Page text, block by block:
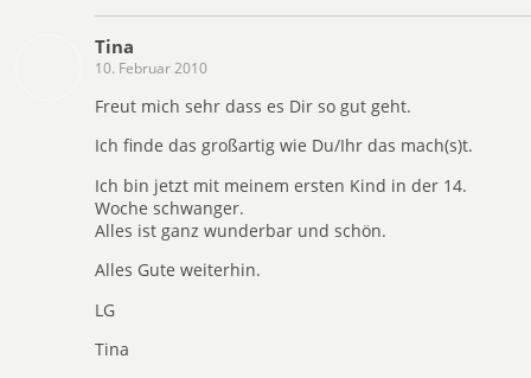
Tina
10. Februar 2010
Freut mich sehr dass es Dir so gut geht.
Ich finde das großartig wie Du/Ihr das mach(s)t.
Ich bin jetzt mit meinem ersten Kind in der 14.
Woche schwanger.
Alles ist ganz wunderbar und schön.
Alles Gute weiterhin.
LG
Tina